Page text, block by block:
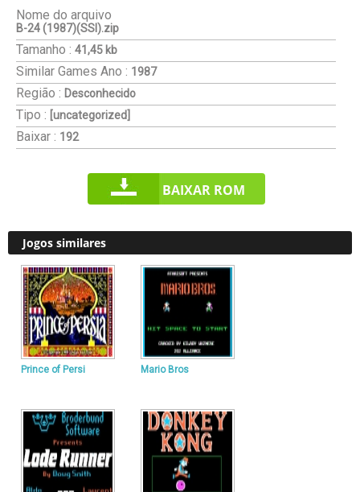
Nome do arquivo
B-24 (1987)(SSI).zip
Tamanho : 41,45 kb
Similar Games Ano : 1987
Região : Desconhecido
Tipo : [uncategorized]
Baixar : 192
BAIXAR ROM
Jogos similares
Prince of Persi Mario Bros